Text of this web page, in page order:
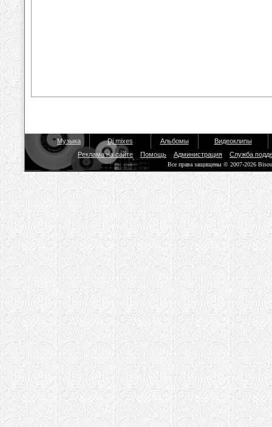
Музыка Dj mixes Альбомы
Видеоклипы
Реклама на сайте
Помощь Администрация Служба
Все права защищены © 2007-2026